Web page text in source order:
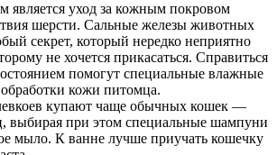
является уход за кожным покровом
шерсти. Сальные железы животных
секрет, который нередко неприятно
не хочется прикасаться. Справиться
помогут специальные влажные
кожи питомца.
купают чаще обычных кошек —
выбирая при этом специальные шампуни
мыло. К ванне лучше приучать кошечку